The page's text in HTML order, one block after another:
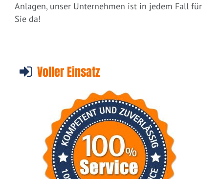
Anlagen, unser Unternehmen ist in jedem Fall für
Sie da!
Voller Einsatz